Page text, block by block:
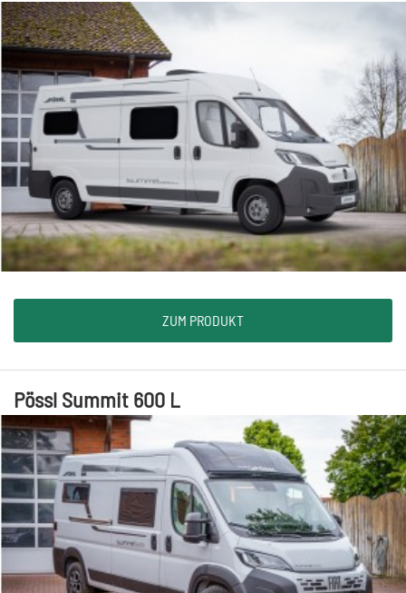
ZUM PRODUKT
Pössl Summit 600 L